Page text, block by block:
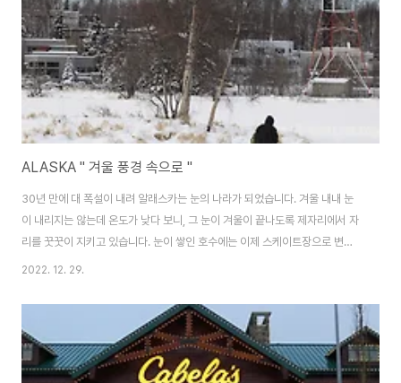
있네요. 하루 세 번 정도 시에..
ALASKA " 겨울 풍경 속으로 "
30년 만에 대 폭설이 내려 알래스카는 눈의 나라가 되었습니다. 겨울 내내 눈
이 내리지는 않는데 온도가 낮다 보니, 그 눈이 겨울이 끝나도록 제자리에서 자
리를 꿋꿋이 지키고 있습니다. 눈이 쌓인 호수에는 이제 스케이트장으로 변할
예정이고 지금은 자전거길만 눈을 치우고 겨울 바이크를 즐기고 있습니다. 춥
다운타운 길거리 풍경을 소개하도록 하겠습니다. 눈이 무릎 높이까지 쌓였습니
다. 강쥐랑 산책을 즐기네요. 얼어붙은 호수에서 자전거를 즐기려고 신발을 갈
아 신네요. 겨울에 자전거를 즐기는 이들이 굉장히 많습니다. 이제, 여기 호수는
시청에서 제설작업을 마치고 스케이트장으로 선을 보일 겁니다. 시에서 무료로
2022. 12. 29.